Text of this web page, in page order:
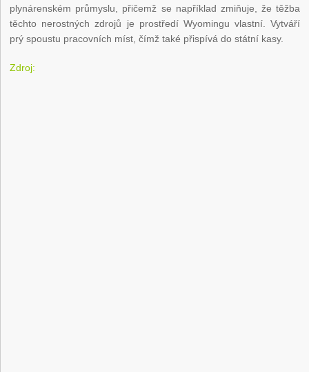
plynárenském průmyslu, přičemž se například zmiňuje, že těžba
těchto nerostných zdrojů je prostředí Wyomingu vlastní. Vytváří
prý spoustu pracovních míst, čímž také přispívá do státní kasy.
Zdroj: